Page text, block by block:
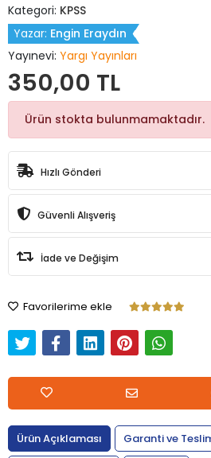
Kategori: KPSS
Yazar: Engin Eraydın
Yayınevi: Yargı Yayınları
350,00 TL
Ürün stokta bulunmamaktadır.
Hızlı Gönderi
Güvenli Alışveriş
İade ve Değişim
Favorilerime ekle
Ürün Açıklaması
Garanti ve